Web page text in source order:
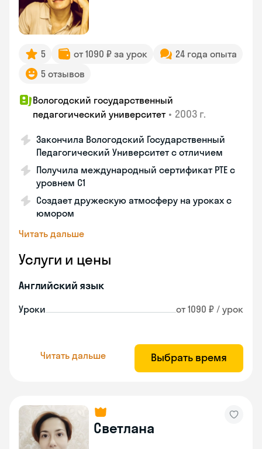
5 от 1090 ₽ за урок
24 года опыта
5 отзывов
Вологодский государственный
педагогический университет • 2003 г.
Закончила Вологодский Государственный
Педагогический Университет с отличием
Получила международный сертификат PTE с
уровнем C1
Создает дружескую атмосферу на уроках с
юмором
Читать дальше
Услуги и цены
Английский язык
Уроки от 1090 ₽ / урок
Читать дальше Выбрать время
Светлана